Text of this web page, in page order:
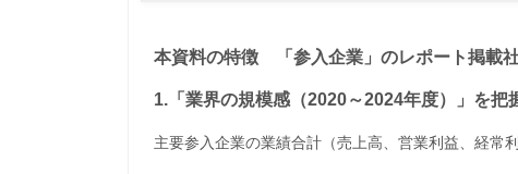
本資料の特徴 「参入企業」のレポート掲載
1.「業界の規模感（2020～2024年度）」を把
主要参入企業の業績合計（売上高、営業利益、経常